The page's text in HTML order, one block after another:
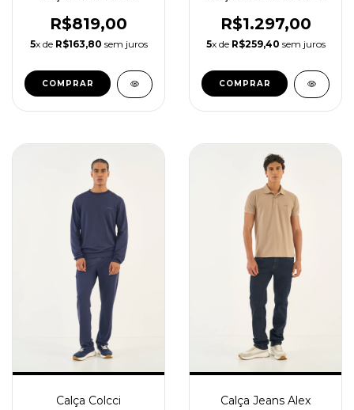
R$819,00
5x de R$163,80 sem juros
COMPRAR
R$1.297,00
5x de R$259,40 sem juros
COMPRAR
Calça Colcci Calça Jeans Alex